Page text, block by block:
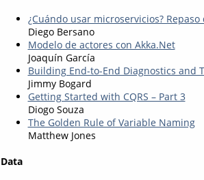
¿Cuándo usar microservicios?
Diego Bersano
Modelo de actores con Akka.Net
Joaquín García
Building End-to-End Diagnostics and
Jimmy Bogard
Getting Started with CQRS – Part 3
Diogo Souza
The Golden Rule of Variable Naming
Matthew Jones
Data